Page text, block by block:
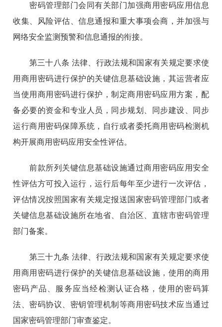
密码管理部门会同有关部门加强商用密码应用信息
收集、风险评估、信息通报和重大事项会商，并加强与
网络安全监测预警和信息通报的衔接。
第三十八条 法律、行政法规和国家有关规定要求使
用商用密码进行保护的关键信息基础设施，其运营者应
当使用商用密码进行保护，制定商用密码应用方案，配
备必要的资金和专业人员，同步规划、同步建设、同步
运行商用密码保障系统，自行或者委托商用密码检测机
构开展商用密码应用安全性评估。
前款所列关键信息基础设施通过商用密码应用安全
性评估方可投入运行，运行后每年至少进行一次评估，
评估情况按照国家有关规定报送国家密码管理部门或者
关键信息基础设施所在地省、自治区、直辖市密码管理
部门备案。
第三十九条 法律、行政法规和国家有关规定要求使
用商用密码进行保护的关键信息基础设施，使用的商用
密码产品、服务应当经检测认证合格，使用的密码算
法、密码协议、密钥管理机制等商用密码技术应当通过
国家密码管理部门审查鉴定。